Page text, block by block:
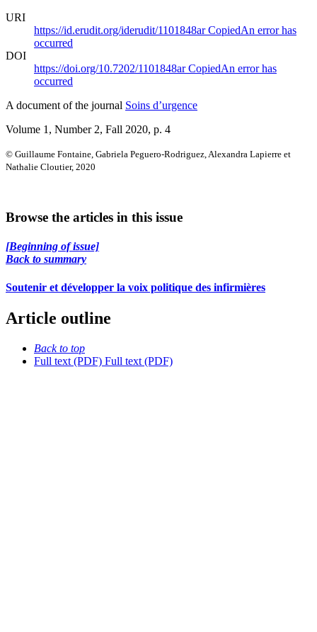
URI
https://id.erudit.org/iderudit/1101848arCopiedAn error has
occurred
DOI
https://doi.org/10.7202/1101848arCopiedAn error has
occurred
A document of the journal Soins d’urgence
Volume 1, Number 2, Fall 2020, p. 4
© Guillaume Fontaine, Gabriela Peguero-Rodriguez, Alexandra Lapierre et
Nathalie Cloutier, 2020
Browse the articles in this issue
[Beginning of issue]
Back to summary
Soutenir et développer la voix politique des infirmières
Article outline
Back to top
Full text (PDF) Full text (PDF)